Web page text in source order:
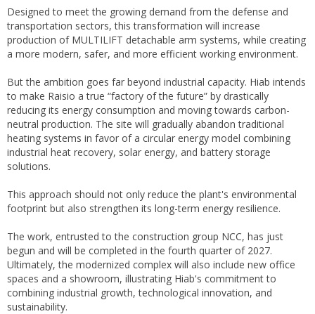
Designed to meet the growing demand from the defense and
transportation sectors, this transformation will increase
production of MULTILIFT detachable arm systems, while creating
a more modern, safer, and more efficient working environment.
But the ambition goes far beyond industrial capacity. Hiab intends
to make Raisio a true “factory of the future” by drastically
reducing its energy consumption and moving towards carbon-
neutral production. The site will gradually abandon traditional
heating systems in favor of a circular energy model combining
industrial heat recovery, solar energy, and battery storage
solutions.
This approach should not only reduce the plant's environmental
footprint but also strengthen its long-term energy resilience.
The work, entrusted to the construction group NCC, has just
begun and will be completed in the fourth quarter of 2027.
Ultimately, the modernized complex will also include new office
spaces and a showroom, illustrating Hiab's commitment to
combining industrial growth, technological innovation, and
sustainability.